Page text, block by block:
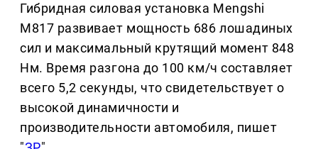
Гибридная силовая установка Mengshi
M817 развивает мощность 686 лошадиных
сил и максимальный крутящий момент 848
Нм. Время разгона до 100 км/ч составляет
всего 5,2 секунды, что свидетельствует о
высокой динамичности и
производительности автомобиля, пишет